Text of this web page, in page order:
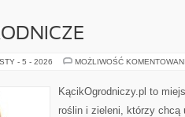
STY - 5 - 2026 MOŻLIWOŚĆ
KącikOgrodniczy.pl to
roślin i zieleni, którzy chcą